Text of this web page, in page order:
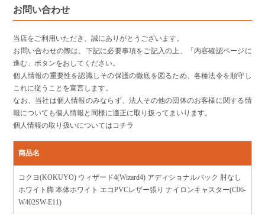
お問い合わせ
当店をご利用いただき、誠にありがとうございます。
お問い合わせの際は、下記に必要事項をご記入の上、「内容確認ページに
進む」ボタンをおしてください。
個人情報の重要性を認識しその保護の徹底を図るため、各種法令を順守し
これに従うことを宣言します。
なお、当社は個人情報のみならず、法人その他の団体のお客様に関する情
報についても個人情報と同様に適正に取り扱ってまいります。
個人情報の取り扱いについてはコチラ
商品名
コクヨ(KOKUYO) ウィザード4(Wizard4) アディショナルバック 肘なし
ホワイト脚 本体ホワイト エコPVCレザー張り ナイロンキャスター(C06-
W402SW-E11)